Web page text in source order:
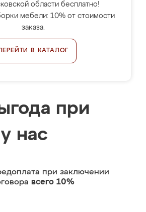
области бесплатно!
мебели: 10% от стоимости
заказа.
В КАТАЛОГ
при
нас
при заключении
всего 10%